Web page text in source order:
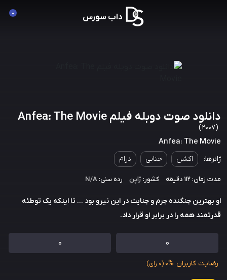
0 داب سورس
دانلود صوت دوبله فیلم Anfea: The Movie
(2007)
Anfea: The Movie
ژانرها: اکشن جنایی درام
مدت زمان: 112 دقیقه کشور: ژاپن رده سنی:N/A
او بهترین جنگنده جرم و جنایت در این نیرو بود ... تا اینکه یک توطئه
قدرتمند همه را در برابر او قرار داد.
0
0
رضایت کاربران 0% (0 رای)